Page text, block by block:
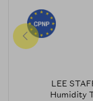
LEE
Humidity